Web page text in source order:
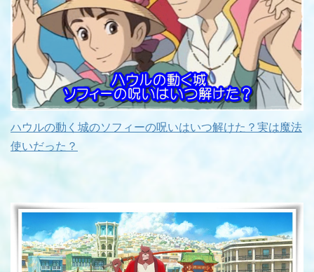
ハウルの動く城のソフィーの呪いはいつ解けた？実は魔法
使いだった？